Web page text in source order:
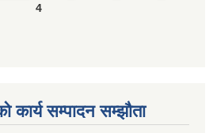
4
कार्य सम्पादन सम्झौता